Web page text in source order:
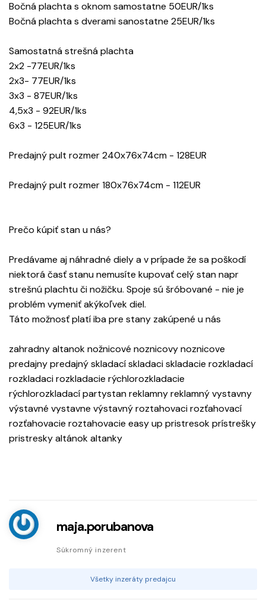
Bočná plachta s oknom samostatne 50EUR/1ks
Bočná plachta s dverami sanostatne 25EUR/1ks
Samostatná strešná plachta
2x2 -77EUR/1ks
2x3- 77EUR/1ks
3x3 - 87EUR/1ks
4,5x3 - 92EUR/1ks
6x3 - 125EUR/1ks
Predajný pult rozmer 240x76x74cm - 128EUR
Predajný pult rozmer 180x76x74cm - 112EUR
Prečo kúpiť stan u nás?
Predávame aj náhradné diely a v prípade že sa poškodí
niektorá časť stanu nemusíte kupovať celý stan napr
strešnú plachtu či nožičku. Spoje sú šróbované - nie je
problém vymeniť akýkoľvek diel.
Táto možnosť platí iba pre stany zakúpené u nás
zahradny altanok nožnicové noznicovy noznicove
predajny predajný skladací skladaci skladacie rozkladací
rozkladaci rozkladacie rýchlorozkladacie
rýchlorozkladací partystan reklamny reklamný vystavny
výstavné vystavne výstavný roztahovaci rozťahovací
rozťahovacie roztahovacie easy up pristresok prístrešky
pristresky altánok altanky
maja.porubanova
Súkromný inzerent
Všetky inzeráty predajcu